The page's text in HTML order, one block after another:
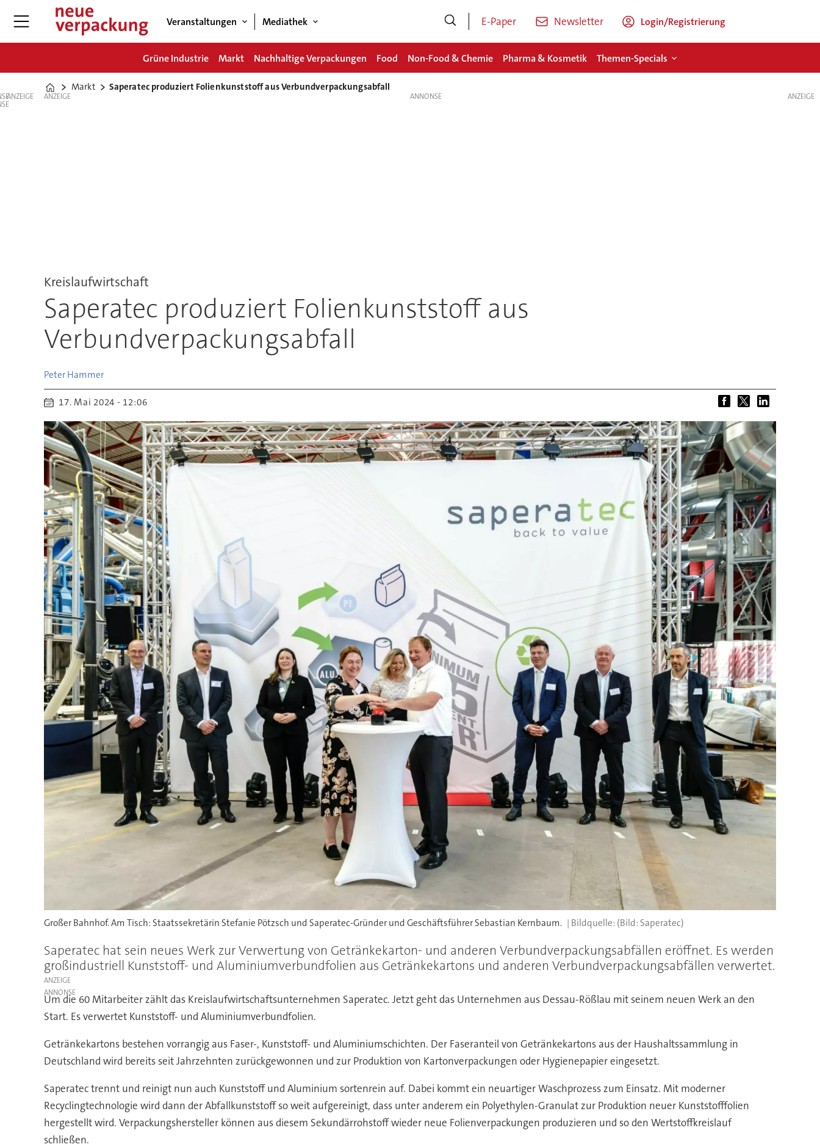
Veranstaltungen Mediathek E-Paper Newsletter Login/Registrierung
Grüne Industrie Markt Nachhaltige Verpackungen Food Non-Food & Chemie Pharma & Kosmetik Themen-Specials
Home
Markt Saperatec produziert Folienkunststoff aus Verbundverpackungsabfall
ANZEIGE ANZEIGE
Kreislaufwirtschaft
Saperatec produziert Folienkunststoff aus
Verbundverpackungsabfall
Peter Hammer
17. Mai 2024 - 12:06
Großer Bahnhof. Am Tisch: Staatssekretärin Stefanie Pötzsch und Saperatec-Gründer und Geschäftsführer Sebastian Kernbaum. (Bild: Saperatec)
Saperatec hat sein neues Werk zur Verwertung von Getränkekarton- und anderen Verbundverpackungsabfällen eröffnet. Es werden
großindustriell Kunststoff- und Aluminiumverbundfolien aus Getränkekartons und anderen Verbundverpackungsabfällen verwertet.
ANZEIGE
Um die 60 Mitarbeiter zählt das Kreislaufwirtschaftsunternehmen Saperatec. Jetzt geht das Unternehmen aus Dessau-Rößlau mit seinem neuen Werk an den
Start. Es verwertet Kunststoff- und Aluminiumverbundfolien.
Getränkekartons bestehen vorrangig aus Faser-, Kunststoff- und Aluminiumschichten. Der Faseranteil von Getränkekartons aus der Haushaltssammlung in
Deutschland wird bereits seit Jahrzehnten zurückgewonnen und zur Produktion von Kartonverpackungen oder Hygienepapier eingesetzt.
Saperatec trennt und reinigt nun auch Kunststoff und Aluminium sortenrein auf. Dabei kommt ein neuartiger Waschprozess zum Einsatz. Mit moderner
Recyclingtechnologie wird dann der Abfallkunststoff so weit aufgereinigt, dass unter anderem ein Polyethylen-Granulat zur Produktion neuer Kunststofffolien
hergestellt wird. Verpackungshersteller können aus diesem Sekundärrohstoff wieder neue Folienverpackungen produzieren und so den Wertstoffkreislauf
schließen.
ANZEIGE